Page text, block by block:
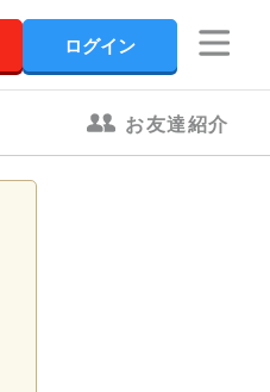
ログイン
お友達紹介